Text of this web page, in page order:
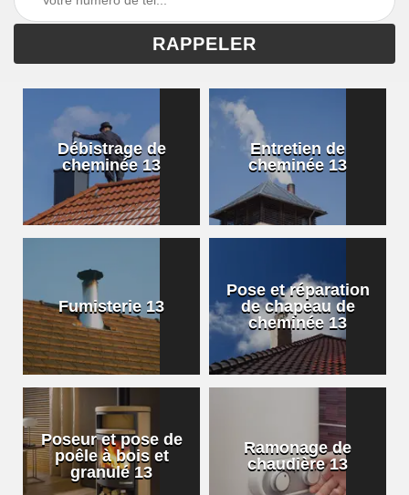
Débistrage de
cheminée 13
Entretien de
cheminée 13
Fumisterie 13
Pose et réparation
de chapeau de
cheminée 13
Poseur et pose de
poêle à bois et
granulé 13
Ramonage de
chaudière 13